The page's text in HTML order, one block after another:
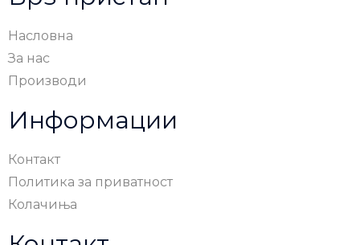
Насловна
За нас
Производи
Информации
Контакт
Политика за приватност
Колачиња